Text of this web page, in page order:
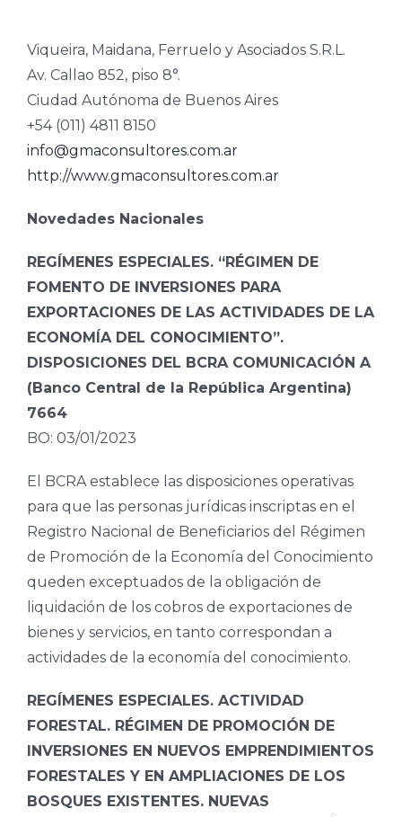
Viqueira, Maidana, Ferruelo y Asociados S.R.L.
Av. Callao 852, piso 8°.
Ciudad Autónoma de Buenos Aires
+54 (011) 4811 8150
info@gmaconsultores.com.ar
http://www.gmaconsultores.com.ar
Novedades Nacionales
REGÍMENES ESPECIALES. “RÉGIMEN DE
FOMENTO DE INVERSIONES PARA
EXPORTACIONES DE LAS ACTIVIDADES DE LA
ECONOMÍA DEL CONOCIMIENTO”.
DISPOSICIONES DEL BCRA COMUNICACIÓN A
(Banco Central de la República Argentina)
7664
BO: 03/01/2023
El BCRA establece las disposiciones operativas
para que las personas jurídicas inscriptas en el
Registro Nacional de Beneficiarios del Régimen
de Promoción de la Economía del Conocimiento
queden exceptuados de la obligación de
liquidación de los cobros de exportaciones de
bienes y servicios, en tanto correspondan a
actividades de la economía del conocimiento.
REGÍMENES ESPECIALES. ACTIVIDAD
FORESTAL. RÉGIMEN DE PROMOCIÓN DE
INVERSIONES EN NUEVOS EMPRENDIMIENTOS
FORESTALES Y EN AMPLIACIONES DE LOS
BOSQUES EXISTENTES. NUEVAS